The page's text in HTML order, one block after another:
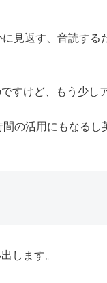
見返す、音読する
すけど、もう少し
の活用にもなる
します。